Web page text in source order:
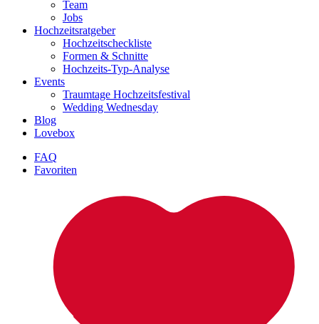
Team
Jobs
Hochzeitsratgeber
Hochzeitscheckliste
Formen & Schnitte
Hochzeits-Typ-Analyse
Events
Traumtage Hochzeitsfestival
Wedding Wednesday
Blog
Lovebox
FAQ
Favoriten